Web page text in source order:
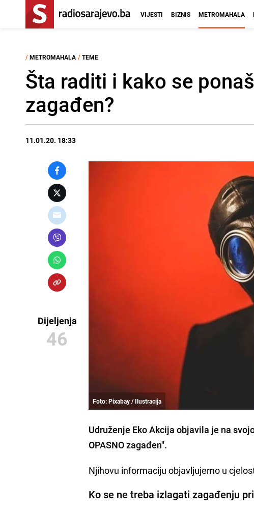
VIJESTI BIZNIS METROMAHALA
/ METROMAHALA / TEME
Šta raditi i kako se
zagađen?
11.01.20. 18:33
Dijeljenja
46
Foto: Pixabay / Ilustracija
Udruženje Eko Akcija objavila je na
OPASNO zagađen".
Njihovu informaciju objavljujemo u
Ko se ne treba izlagati zagađenju